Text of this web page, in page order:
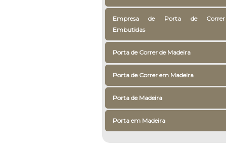
Empresa de Porta de Correr
Embutidas
Porta de Correr de Madeira
Porta de Correr em Madeira
Porta de Madeira
Porta em Madeira